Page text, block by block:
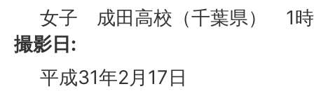
女子 成田高校（千葉県） 1時
撮影日:
平成31年2月17日